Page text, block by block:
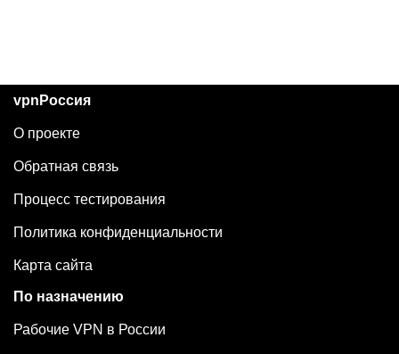
vpnРоссия
О проекте
Обратная связь
Процесс тестирования
Политика конфиденциальности
Карта сайта
По назначению
Рабочие VPN в России